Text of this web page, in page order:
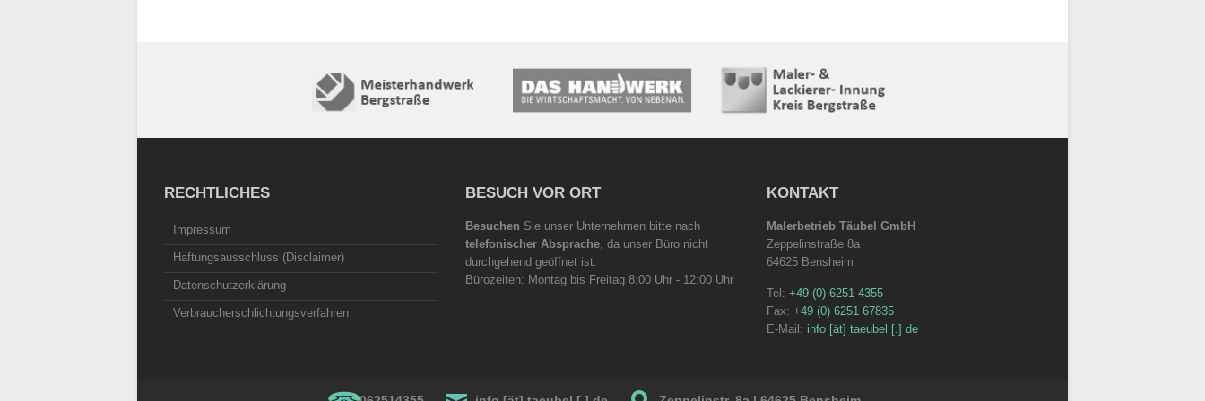
RECHTLICHES
Impressum
Haftungsausschluss (Disclaimer)
Datenschutzerklärung
Verbraucherschlichtungsverfahren
BESUCH VOR ORT
Besuchen Sie unser Unternehmen bitte nach
telefonischer Absprache, da unser Büro nicht
durchgehend geöffnet ist.
Bürozeiten: Montag bis Freitag 8:00 Uhr - 12:00 Uhr
KONTAKT
Malerbetrieb Täubel GmbH
Zeppelinstraße 8a
64625 Bensheim
Tel: +49 (0) 6251 4355
Fax: +49 (0) 6251 67835
E-Mail: info [ät] taeubel [.] de